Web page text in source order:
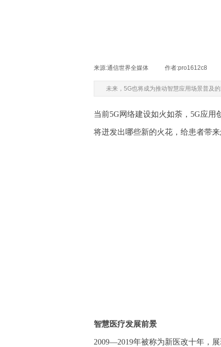
来源:通信世界全媒体 作者:pro1612c8
未来，5G也将成为推动智慧应用场景普及
当前5G网络建设如火如荼，5G应
将迸发出哪些新的火花，给患者带
智慧医疗发展前景
2009—2019年被称为新医改十年，